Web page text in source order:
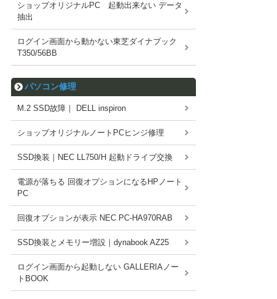
ショップオリジナルPC 起動出来ない データ
抽出
ログイン画面から動かない東芝ダイナブック
T350/56BB
パソコン修理
M.2 SSD故障｜ DELL inspiron
ショップオリジナルノートPCヒンジ修理
SSD換装｜NEC LL750/H 起動ドライブ交換
電源が落ちる 回復オプションになるHPノート
PC
回復オプションが表示 NEC PC-HA970RAB
SSD換装とメモリー増設｜dynabook AZ25
ログイン画面から起動しない GALLERIAノー
トBOOK